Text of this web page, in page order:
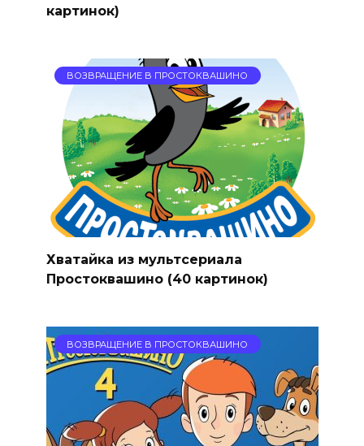
картинок)
ВОЗВРАЩЕНИЕ В ПРОСТОКВАШИНО
Хватайка из мультсериала
Простоквашино (40 картинок)
ВОЗВРАЩЕНИЕ В ПРОСТОКВАШИНО